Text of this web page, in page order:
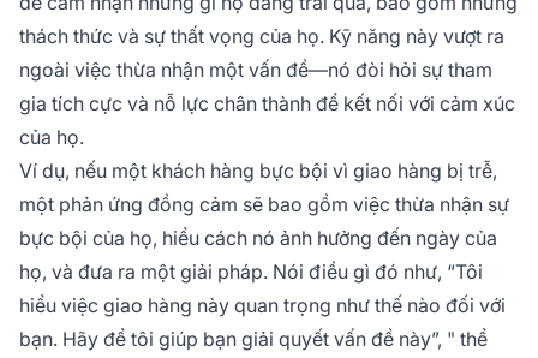
thách thức và sự thất vọng của họ. Kỹ năng này vượt ra
ngoài việc thừa nhận một vấn đề—nó đòi hỏi sự tham
gia tích cực và nỗ lực chân thành để kết nối với cảm xúc
của họ.
Ví dụ, nếu một khách hàng bực bội vì giao hàng bị trễ,
một phản ứng đồng cảm sẽ bao gồm việc thừa nhận sự
bực bội của họ, hiểu cách nó ảnh hưởng đến ngày của
họ, và đưa ra một giải pháp. Nói điều gì đó như, “Tôi
hiểu việc giao hàng này quan trọng như thế nào đối với
bạn. Hãy để tôi giúp bạn giải quyết vấn đề này”, " thể